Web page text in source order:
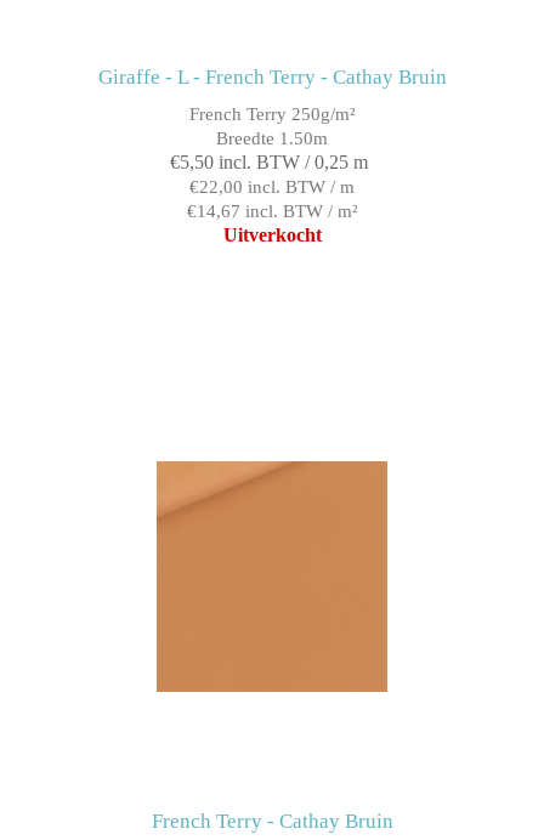
Giraffe - L - French Terry - Cathay Bruin
French Terry 250g/m²
Breedte 1.50m
€5,50 incl. BTW / 0,25 m
€22,00 incl. BTW / m
€14,67 incl. BTW / m²
Uitverkocht
French Terry - Cathay Bruin